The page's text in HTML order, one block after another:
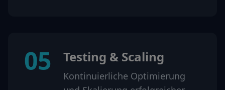
05 Testing & Scaling
Kontinuierliche Optimierung